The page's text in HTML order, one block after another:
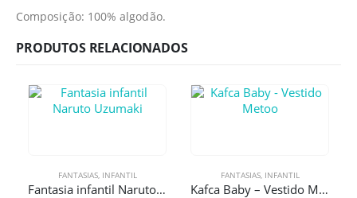
Composição: 100% algodão.
PRODUTOS RELACIONADOS
FANTASIAS, INFANTIL
Fantasia infantil Naruto Uzumaki
FANTASIAS, INFANTIL
Kafca Baby – Vestido Metoo